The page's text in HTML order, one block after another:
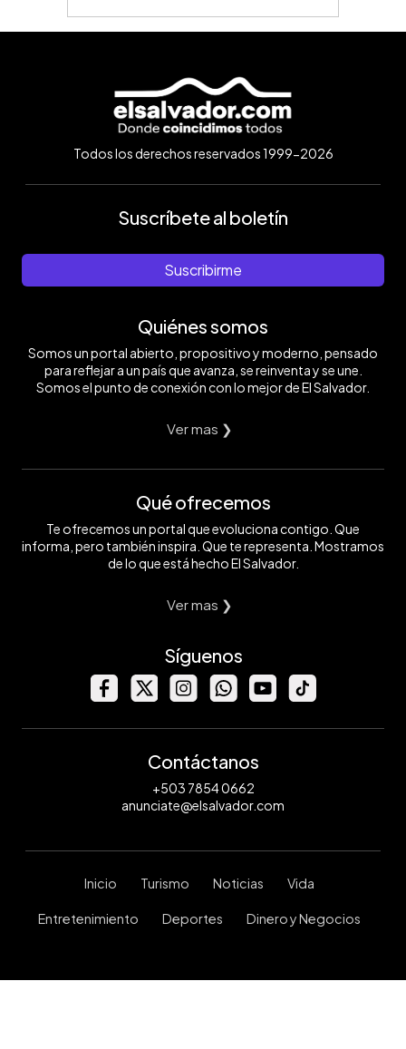
Todos los derechos reservados 1999-2026
Suscríbete al boletín
Suscribirme
Quiénes somos
Somos un portal abierto, propositivo y moderno, pensado
para reflejar a un país que avanza, se reinventa y se une.
Somos el punto de conexión con lo mejor de El Salvador.
Ver mas ❯
Qué ofrecemos
Te ofrecemos un portal que evoluciona contigo. Que
informa, pero también inspira. Que te representa. Mostramos
de lo que está hecho El Salvador.
Ver mas ❯
Síguenos
Contáctanos
+503 7854 0662
anunciate@elsalvador.com
Inicio Turismo Noticias Vida
Entretenimiento Deportes Dinero y Negocios